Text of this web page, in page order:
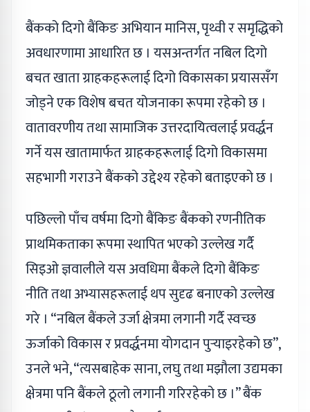
बैंकको दिगो बैंकिङ अभियान मानिस, पृथ्वी र समृद्धिको
अवधारणामा आधारित छ । यसअन्तर्गत नबिल दिगो
बचत खाता ग्राहकहरूलाई दिगो विकासका प्रयाससँग
जोड्ने एक विशेष बचत योजनाका रूपमा रहेको छ ।
वातावरणीय तथा सामाजिक उत्तरदायित्वलाई प्रवर्द्धन
गर्ने यस खातामार्फत ग्राहकहरूलाई दिगो विकासमा
सहभागी गराउने बैंकको उद्देश्य रहेको बताइएको छ ।
पछिल्लो पाँच वर्षमा दिगो बैंकिङ बैंकको रणनीतिक
प्राथमिकताका रूपमा स्थापित भएको उल्लेख गर्दै
सिइओ ज्ञवालीले यस अवधिमा बैंकले दिगो बैंकिङ
नीति तथा अभ्यासहरूलाई थप सुदृढ बनाएको उल्लेख
गरे । “नबिल बैंकले उर्जा क्षेत्रमा लगानी गर्दै स्वच्छ
ऊर्जाको विकास र प्रवर्द्धनमा योगदान पुर्‍याइरहेको छ”,
उनले भने, “त्यसबाहेक साना, लघु तथा मझौला उद्यमका
क्षेत्रमा पनि बैंकले ठूलो लगानी गरिरहेको छ ।” बैंक